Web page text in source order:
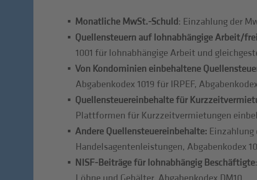
Monatliche MwSt.-Schuld: Einzahlung der
Quellensteuern auf lohnabhängige Arbeit/
1001 für lohnabhängige Arbeit und
Von Kondominien einbehaltene
Abgabenkodex 1019 für IRPEF,
Quellensteuereinbehalte für
Plattformen für Kurzzeitvermietungen
Andere Quellensteuereinbehalte:
Handelsagentenleistungen, Abgabenkodex
NISF-Beiträge für lohnabhängig Beschäftigte